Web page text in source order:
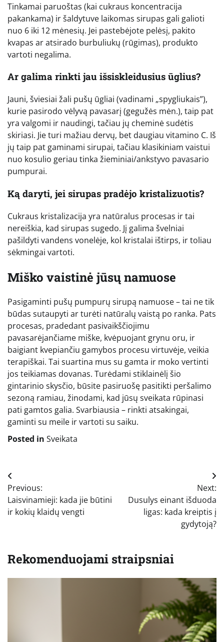
Tinkamai paruoštas (kai cukraus koncentracija
pakankama) ir šaldytuve laikomas sirupas gali galioti
nuo 6 iki 12 mėnesių. Jei pastebėjote pelėsį, pakito
kvapas ar atsirado burbuliukų (rūgimas), produkto
vartoti negalima.
Ar galima rinkti jau išsiskleidusius ūglius?
Jauni, šviesiai žali pušų ūgliai (vadinami „spygliukais”),
kurie pasirodo vėlyvą pavasarį (gegužės mėn.), taip pat
yra valgomi ir naudingi, tačiau jų cheminė sudėtis
skiriasi. Jie turi mažiau dervų, bet daugiau vitamino C. Iš
jų taip pat gaminami sirupai, tačiau klasikiniam vaistui
nuo kosulio geriau tinka žieminiai/ankstyvo pavasario
pumpurai.
Ką daryti, jei sirupas pradėjo kristalizuotis?
Cukraus kristalizacija yra natūralus procesas ir tai
nereiškia, kad sirupas sugedo. Jį galima švelniai
pašildyti vandens vonelėje, kol kristalai ištirps, ir toliau
sėkmingai vartoti.
Miško vaistinė jūsų namuose
Pasigaminti pušų pumpurų sirupą namuose – tai ne tik
būdas sutaupyti ar turėti natūralų vaistą po ranka. Pats
procesas, pradedant pasivaikščiojimu
pavasarėjančiame miške, kvėpuojant grynu oru, ir
baigiant kvepiančiu gamybos procesu virtuvėje, veikia
terapiškai. Tai suartina mus su gamta ir moko vertinti
jos teikiamas dovanas. Turėdami stiklainėlį šio
gintarinio skysčio, būsite pasiruošę pasitikti peršalimo
sezoną ramiau, žinodami, kad jūsų sveikata rūpinasi
pati gamtos galia. Svarbiausia – rinkti atsakingai,
gaminti su meile ir vartoti su saiku.
Posted in Sveikata
Navigacija
tarp
įrašų
Previous:
Laisvinamieji: kada jie būtini
ir kokių klaidų vengti
Next:
Dusulys einant išduoda
ligas: kada kreiptis į
gydytoją?
Rekomenduojami straipsniai